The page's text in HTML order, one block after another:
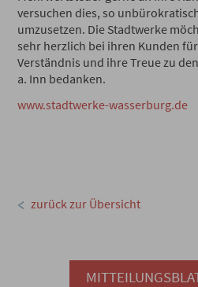
versuchen dies, so
umzusetzen. Die Stadtwerke
sehr herzlich bei ihren Kunden
Verständnis und ihre Treue zu
a. Inn bedanken.
www.stadtwerke-wasserburg.de
zurück zur Übersicht